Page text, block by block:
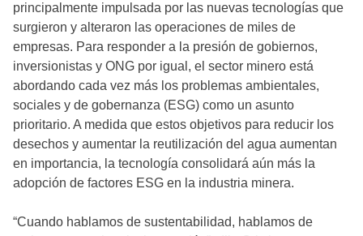
principalmente impulsada por las nuevas tecnologías que
surgieron y alteraron las operaciones de miles de
empresas. Para responder a la presión de gobiernos,
inversionistas y ONG por igual, el sector minero está
abordando cada vez más los problemas ambientales,
sociales y de gobernanza (ESG) como un asunto
prioritario. A medida que estos objetivos para reducir los
desechos y aumentar la reutilización del agua aumentan
en importancia, la tecnología consolidará aún más la
adopción de factores ESG en la industria minera.
“Cuando hablamos de sustentabilidad, hablamos de